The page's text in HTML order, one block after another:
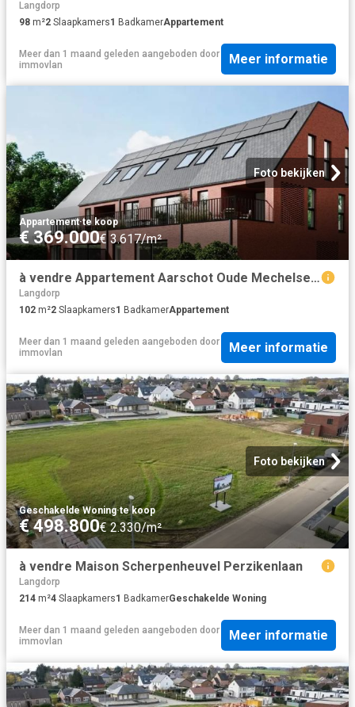
Langdorp
98 m²2 Slaapkamers1 BadkamerAppartement
Meer dan 1 maand geleden aangeboden door
immovlan
Meer informatie
Foto bekijken
Appartement·te koop
€ 369.000€ 3.617/m²
à vendre Appartement Aarschot Oude Mechelsebaan
Langdorp
102 m²2 Slaapkamers1 BadkamerAppartement
Meer dan 1 maand geleden aangeboden door
immovlan
Meer informatie
Foto bekijken
Geschakelde Woning·te koop
€ 498.800€ 2.330/m²
à vendre Maison Scherpenheuvel Perzikenlaan
Langdorp
214 m²4 Slaapkamers1 BadkamerGeschakelde Woning
Meer dan 1 maand geleden aangeboden door
immovlan
Meer informatie